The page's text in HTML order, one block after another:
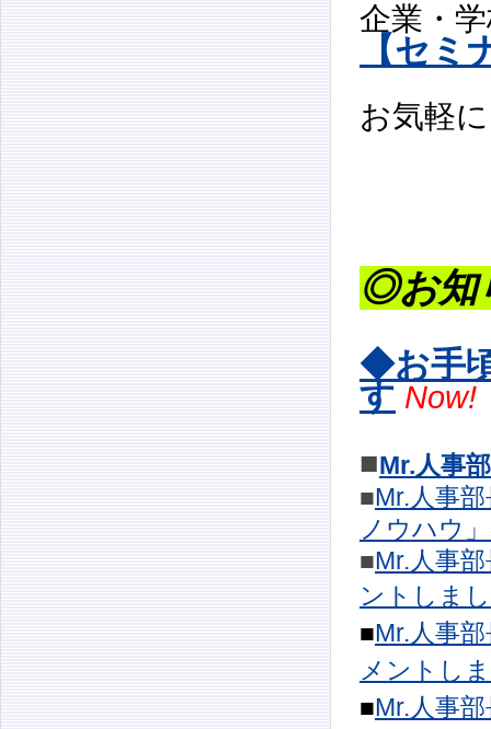
企業・
【セミ
お気軽
◎お知
◆お手
す Now!
■Mr.人事
■Mr.人事
ノウハウ
■Mr.人事
ントしま
■Mr.人事
メントし
■Mr.人事